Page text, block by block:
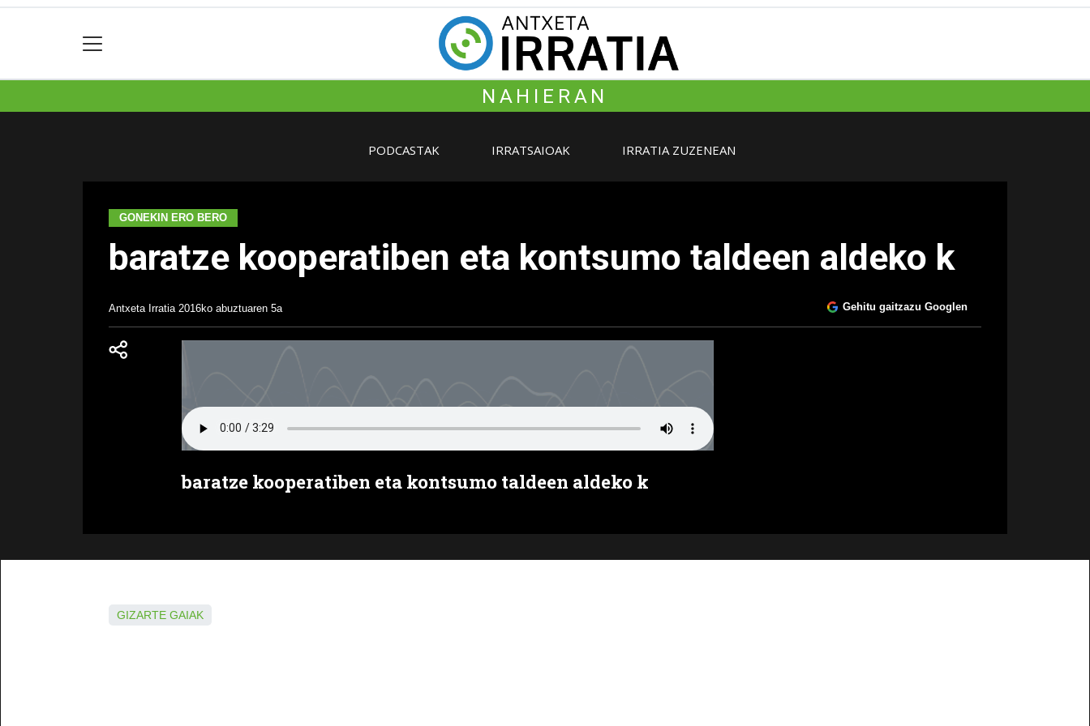
NAHIERAN
PODCASTAK IRRATSAIOAK IRRATIA ZUZENEAN
GONEKIN ERO BERO
baratze kooperatiben eta kontsumo taldeen aldeko k
Antxeta Irratia 2016ko abuztuaren 5a Gehitu gaitzazu Googlen
baratze kooperatiben eta kontsumo taldeen aldeko k
GIZARTE GAIAK